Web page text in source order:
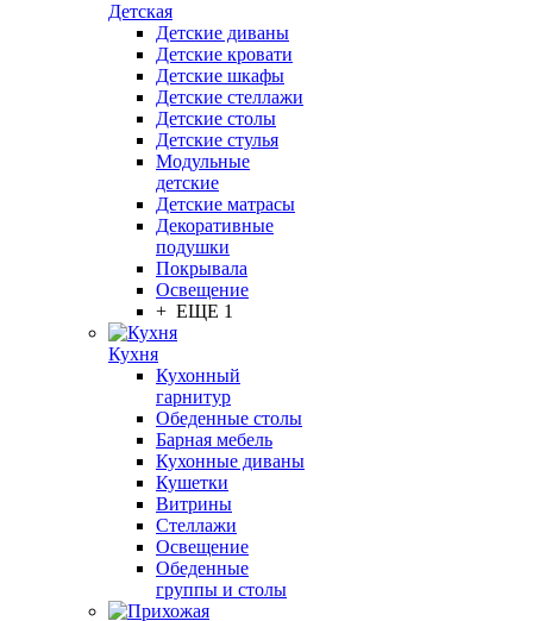
Детская
Детские диваны
Детские кровати
Детские шкафы
Детские стеллажи
Детские столы
Детские стулья
Модульные
детские
Детские матрасы
Декоративные
подушки
Покрывала
Освещение
+ ЕЩЕ 1
Кухня
Кухонный
гарнитур
Обеденные столы
Барная мебель
Кухонные диваны
Кушетки
Витрины
Стеллажи
Освещение
Обеденные
группы и столы